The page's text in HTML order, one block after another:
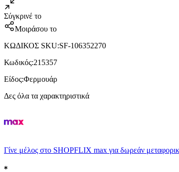
Σύγκρινέ το
Μοιράσου το
ΚΩΔΙΚΟΣ SKU:SF-106352270
Κωδικός:215357
Είδος:Φερμουάρ
Δες όλα τα χαρακτηριστικά
Γίνε μέλος στο SHOPFLIX max για δωρεάν